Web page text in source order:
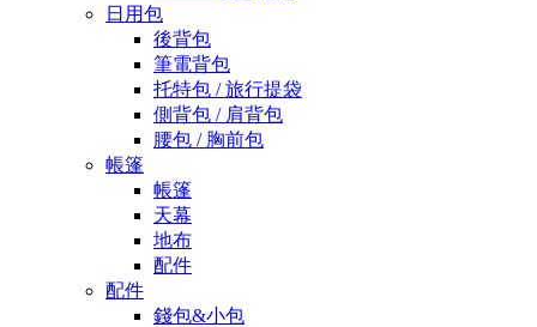
日用包
後背包
筆電背包
托特包 / 旅行提袋
側背包 / 肩背包
腰包 / 胸前包
帳篷
帳篷
天幕
地布
配件
配件
錢包&小包